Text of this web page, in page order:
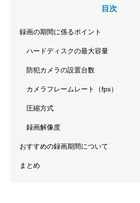
目次
録画の期間に係るポイント
ハードディスクの最大容量
防犯カメラの設置台数
カメラフレームレート（fps）
圧縮方式
録画解像度
おすすめの録画期間について
まとめ